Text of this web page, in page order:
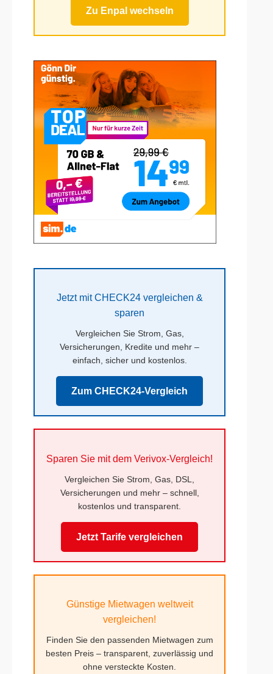
Zu Enpal wechseln
Jetzt mit CHECK24 vergleichen &
sparen
Vergleichen Sie Strom, Gas,
Versicherungen, Kredite und mehr –
einfach, sicher und kostenlos.
Zum CHECK24-Vergleich
Sparen Sie mit dem Verivox-Vergleich!
Vergleichen Sie Strom, Gas, DSL,
Versicherungen und mehr – schnell,
kostenlos und transparent.
Jetzt Tarife vergleichen
Günstige Mietwagen weltweit
vergleichen!
Finden Sie den passenden Mietwagen zum
besten Preis – transparent, zuverlässig und
ohne versteckte Kosten.